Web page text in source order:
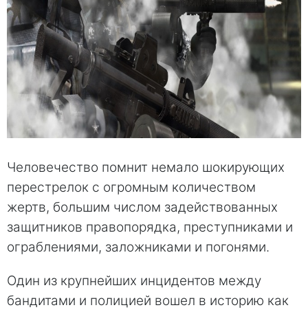
Человечество помнит немало шокирующих
перестрелок с огромным количеством
жертв, большим числом задействованных
защитников правопорядка, преступниками и
ограблениями, заложниками и погонями.
Один из крупнейших инцидентов между
бандитами и полицией вошел в историю как